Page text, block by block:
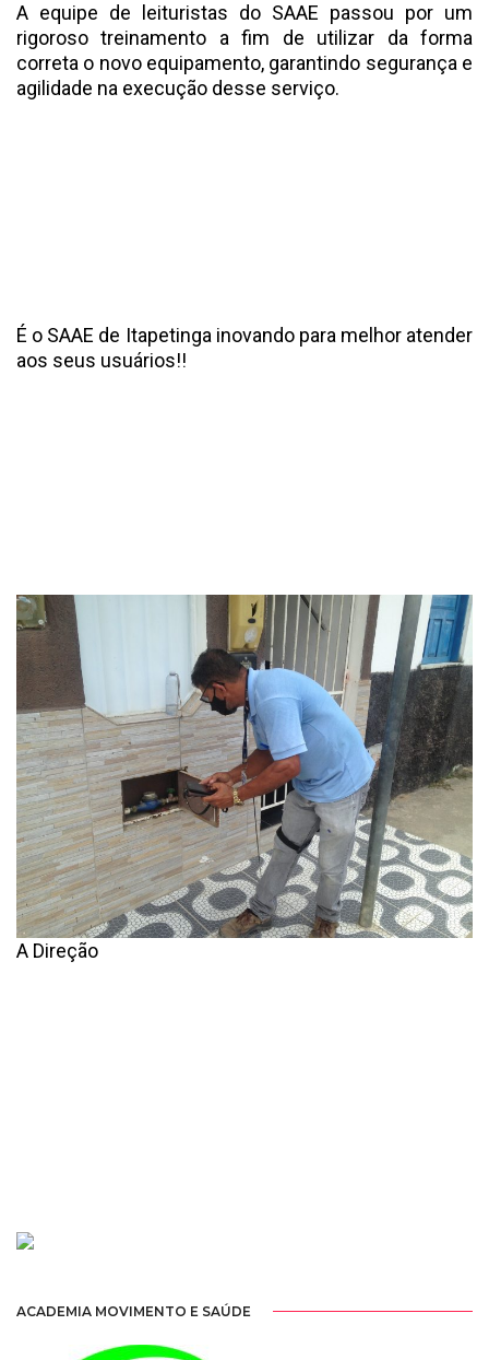
A equipe de leituristas do SAAE passou por um
rigoroso treinamento a fim de utilizar da forma
correta o novo equipamento, garantindo segurança e
agilidade na execução desse serviço.
É o SAAE de Itapetinga inovando para melhor atender
aos seus usuários!!
A Direção
ACADEMIA MOVIMENTO E SAÚDE